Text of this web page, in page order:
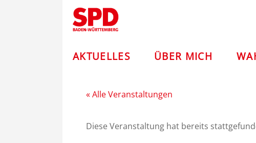
Andreas
AKTUELLES ÜBER MICH
« Alle Veranstaltungen
Diese Veranstaltung hat bereits